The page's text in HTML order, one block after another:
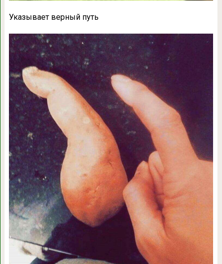
Указывает верный путь